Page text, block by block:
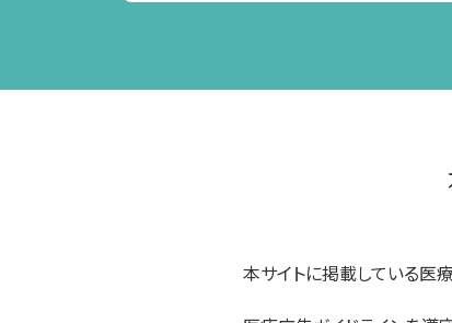
本サイトに掲載している医